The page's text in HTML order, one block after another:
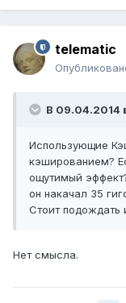
telematic
В 09.04.2014
Использующие
кэшированием?
ощутимый
он накачал 35
Стоит подождать
Нет смысла.